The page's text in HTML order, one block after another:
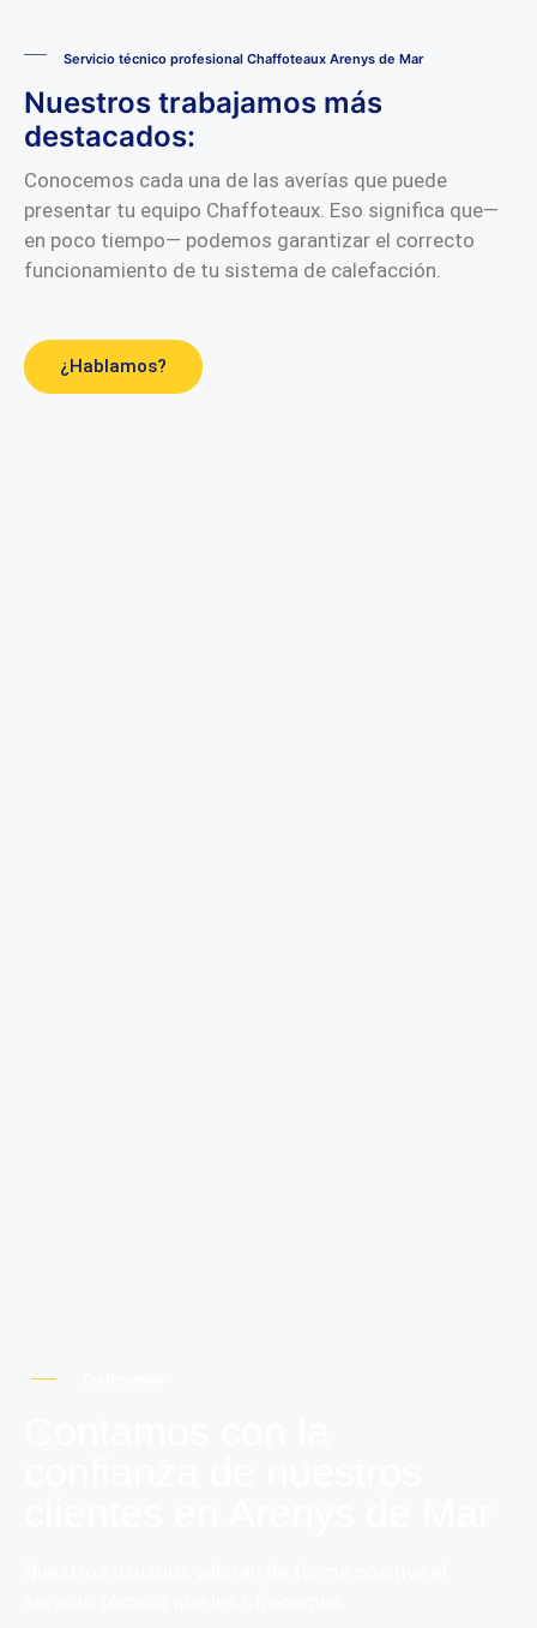
Servicio técnico profesional Chaffoteaux Arenys de Mar
Nuestros trabajamos más
destacados:
Conocemos cada una de las averías que puede
presentar tu equipo Chaffoteaux. Eso significa que—
en poco tiempo— podemos garantizar el correcto
funcionamiento de tu sistema de calefacción.
¿Hablamos?